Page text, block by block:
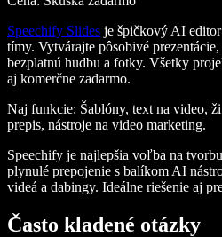
Speechify Slides je špičkový AI
tímy. Vytvárajte pôsobivé
bezplatnú hudbu a fotky. Všetky
aj komerčne zadarmo.
Naj funkcie: Šablóny, text na video,
prepis, nástroje na video marketing.
Speechify je najlepšia voľba na
plynulé prepojenie s balíkom AI
videá a dabingy. Ideálne riešenie aj
Často kladené otázky